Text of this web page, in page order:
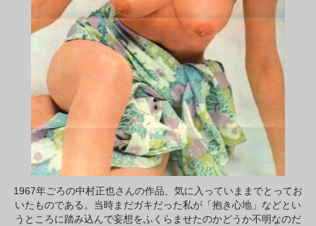
1967年ごろの中村正也さんの作品、気に入っていままでとってお
いたものである。当時まだガキだった私が「抱き心地」などとい
うところに踏み込んで妄想をふくらませたのかどうか不明なのだ